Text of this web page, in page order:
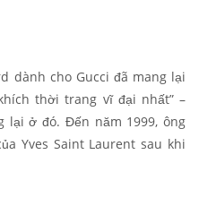
dành cho Gucci đã mang lại
thời trang vĩ đại nhất” –
lại ở đó. Đến năm 1999, ông
Yves Saint Laurent sau khi